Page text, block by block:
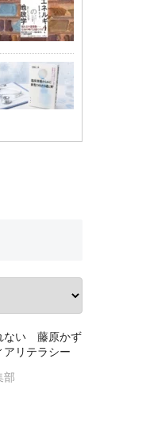
ない 藤原かず
アリテラシー
部